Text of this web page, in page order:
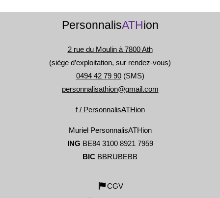
PersonnalisATHion
2 rue du Moulin à 7800 Ath
(siège d’exploitation, sur rendez-vous)
0494 42 79 90(SMS)
personnalisathion@gmail.com
f / PersonnalisATHion
Muriel PersonnalisATHion
ING BE84 3100 8921 7959
BIC BBRUBEBB
CGV